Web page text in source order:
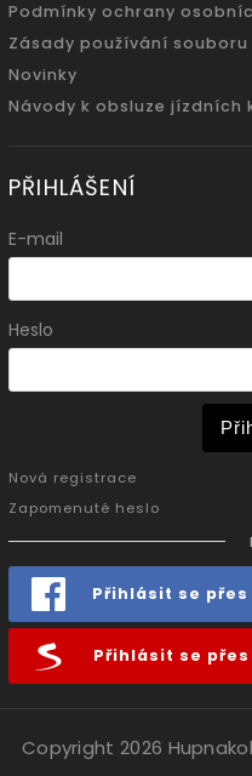
Podmínky ochrany
Zásady používání souboru
Novinky
Návody k obsluze jízdních
PŘIHLÁŠENÍ
E-mail
Heslo
Nová registrace
Zapomenuté heslo
Přihlásit se přes
Přihlásit se přes
Copyright 2026